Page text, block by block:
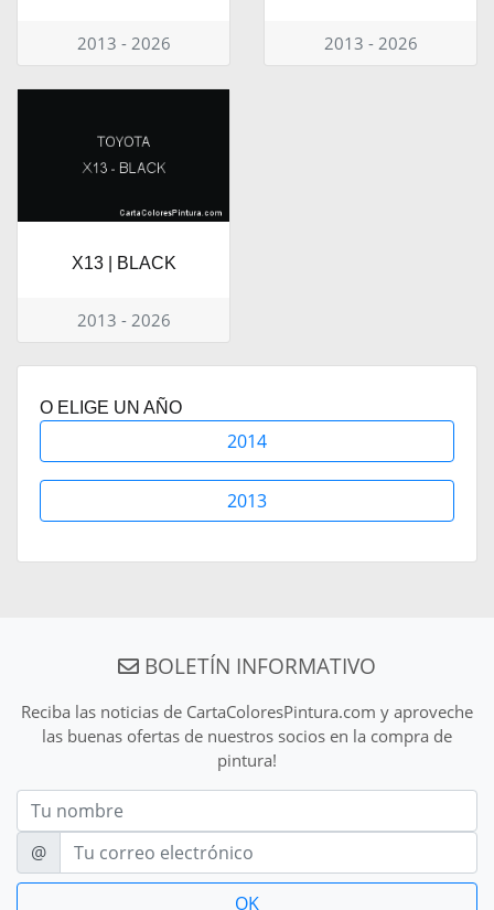
2013 - 2026 2013 - 2026
X13 | BLACK
2013 - 2026
O ELIGE UN AÑO
2014
2013
BOLETÍN INFORMATIVO
Reciba las noticias de CartaColoresPintura.com y aproveche
las buenas ofertas de nuestros socios en la compra de
pintura!
Nom
E-mail
@